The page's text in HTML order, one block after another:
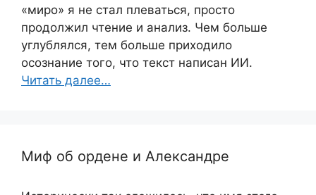
«миро» я не стал плеваться, просто
продолжил чтение и анализ. Чем больше
углублялся, тем больше приходило
осознание того, что текст написан ИИ.
Читать далее…
Миф об ордене и Александре